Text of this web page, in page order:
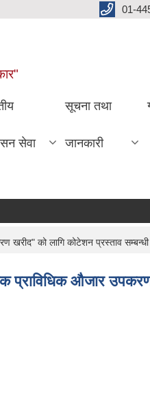
01-
सेवा
सूचना तथा
जानकारी
खरीद" को लागि कोटेशन प्रस्ताव
प्राविधिक औजार